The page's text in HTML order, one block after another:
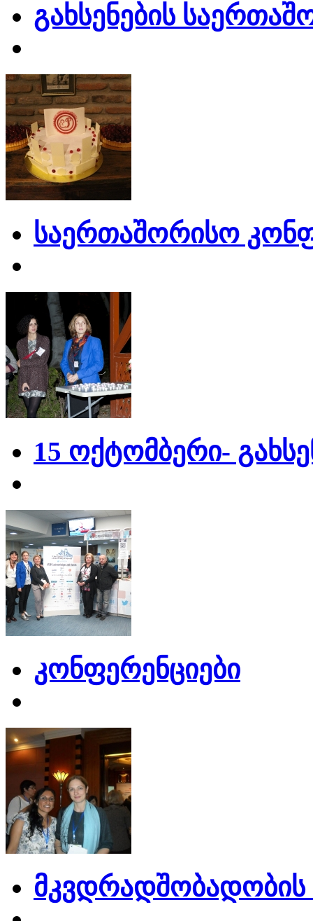
გახსენების
საერთაშორისო
15 ოქტომბერი-
კონფერენციები